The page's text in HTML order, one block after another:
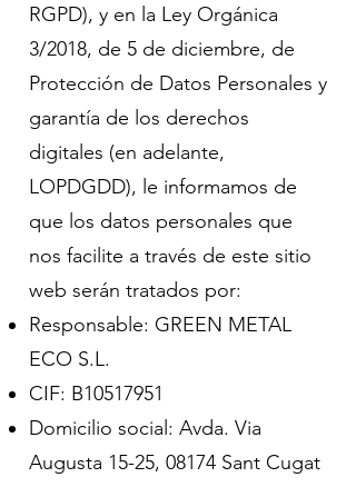
RGPD), y en la Ley Orgánica
3/2018, de 5 de diciembre, de
Protección de Datos Personales y
garantía de los derechos
digitales (en adelante,
LOPDGDD), le informamos de
que los datos personales que
nos facilite a través de este sitio
web serán tratados por:
Responsable: GREEN METAL
ECO S.L.
CIF: B10517951
Domicilio social: Avda. Via
Augusta 15-25, 08174 Sant Cugat